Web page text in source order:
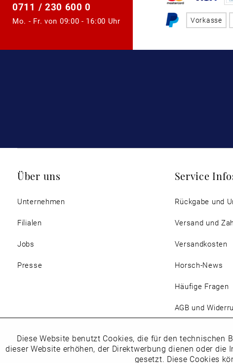
0711 / 230 600 0
Mo. - Fr. von 09:00 - 16:00 Uhr Vorkasse
Über uns
Unternehmen
Filialen
Jobs
Presse
Service
Rückgabe und
Versand und
Versandkosten
Horsch-News
Häufige Fragen
AGB und
Funktionale
Diese Website benutzt Cookies, die für den technischen
dieser Website erhöhen, der Direktwerbung dienen oder
gesetzt. Diese Cookies